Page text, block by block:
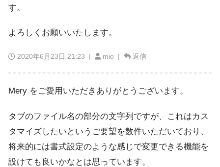
す。
よろしくお願いいたします。
2020年6月23日 21:23 | mio | 返信
Mery をご愛用いただきありがとうございます。
タブのファイル名の部分の文字列ですが、これはカス
タマイズしたいというご要望を数件いただいており、
将来的には書式設定のような感じで変更できる機能を
設けても良いかなとは思っています。